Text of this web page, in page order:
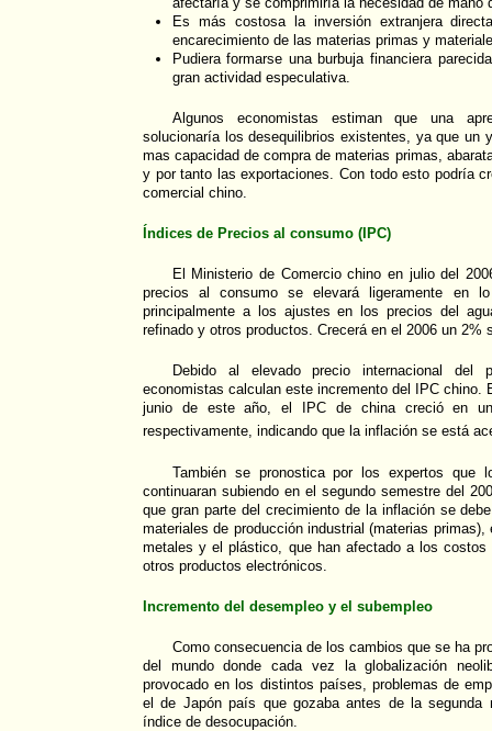
Es más costosa la inversión extranjera
encarecimiento de las materias primas y
Pudiera formarse una burbuja financiera
gran actividad especulativa.
Algunos economistas estiman que una
solucionaría los desequilibrios existentes, ya que un
mas capacidad de compra de materias primas,
y por tanto las exportaciones. Con todo esto podría
comercial chino.
Índices de Precios al consumo (IPC)
El Ministerio de Comercio chino en julio del
precios al consumo se elevará ligeramente en
principalmente a los ajustes en los precios del
refinado y otros productos. Crecerá en el 2006 un 2%
Debido al elevado precio internacional del
economistas calculan este incremento del IPC chino.
junio de este año, el IPC de china creció en
respectivamente, indicando que la inflación se está
También se pronostica por los expertos que
continuaran subiendo en el segundo semestre del
que gran parte del crecimiento de la inflación se
materiales de producción industrial (materias
metales y el plástico, que han afectado a los
otros productos electrónicos.
Incremento del desempleo y el subempleo
Como consecuencia de los cambios que se ha
del mundo donde cada vez la globalización
provocado en los distintos países, problemas de
el de Japón país que gozaba antes de la
índice de desocupación.